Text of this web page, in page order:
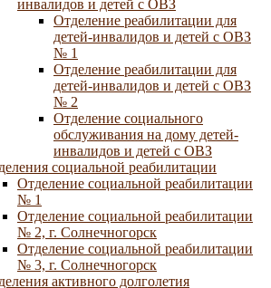
инвалидов и детей с ОВЗ
Отделение реабилитации для
детей-инвалидов и детей с ОВЗ
№ 1
Отделение реабилитации для
детей-инвалидов и детей с ОВЗ
№ 2
Отделение социального
обслуживания на дому детей-
инвалидов и детей с ОВЗ
социальной реабилитации
Отделение социальной реабилитации
№ 1
Отделение социальной реабилитации
№ 2, г. Солнечногорск
Отделение социальной реабилитации
№ 3, г. Солнечногорск
активного долголетия